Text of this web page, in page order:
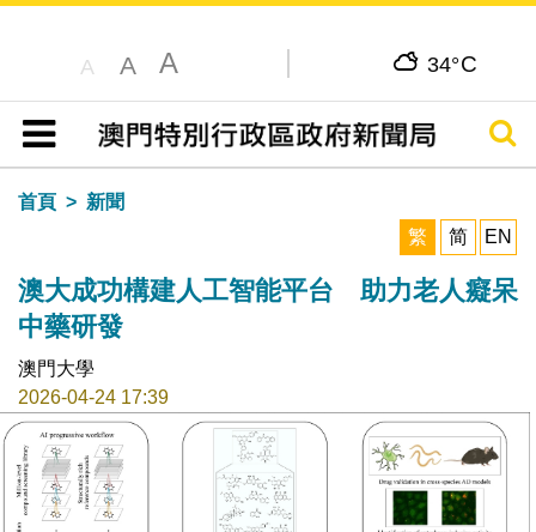
A A A 34°C
目錄
搜尋
首頁
新聞
繁
简 EN
澳大成功構建人工智能平台 助力老人癡呆
中藥研發
澳門大學
2026-04-24 17:39